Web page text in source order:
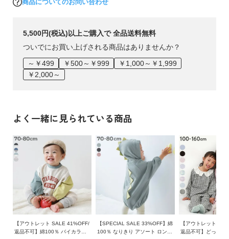
洗濯機洗い可(デリケート洗い) / 漂白剤使用不可 / 乾燥機使用
不可 / 日陰つり干し/ 洗濯ネット使用
ご注意事項
生じる場合がございます。あらかじめご了承ください。
・生産時期により、多少色味が異なる場合がございますが、
素材・サイズ等の品質に違いはございません。
商品についてのお問い合わせ
5,500円(税込)以上ご購入で 全品送料無料
ついでにお買い上げされる商品はありませんか？
～￥499
￥500～￥999
￥1,000～￥1,999
￥2,000～
よく一緒に見られている商品
【アウトレット SALE 41%OFF/
返品不可】綿100％ バイカラー
【SPECIAL SALE 33%OFF】綿
100％ なりきり アソート ロンパ
【アウトレット
返品不可】どっちも